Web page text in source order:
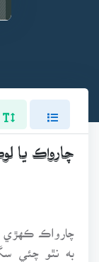
چارواڪ يا
چارواڪ ڪهڙي
به نٿو چئي